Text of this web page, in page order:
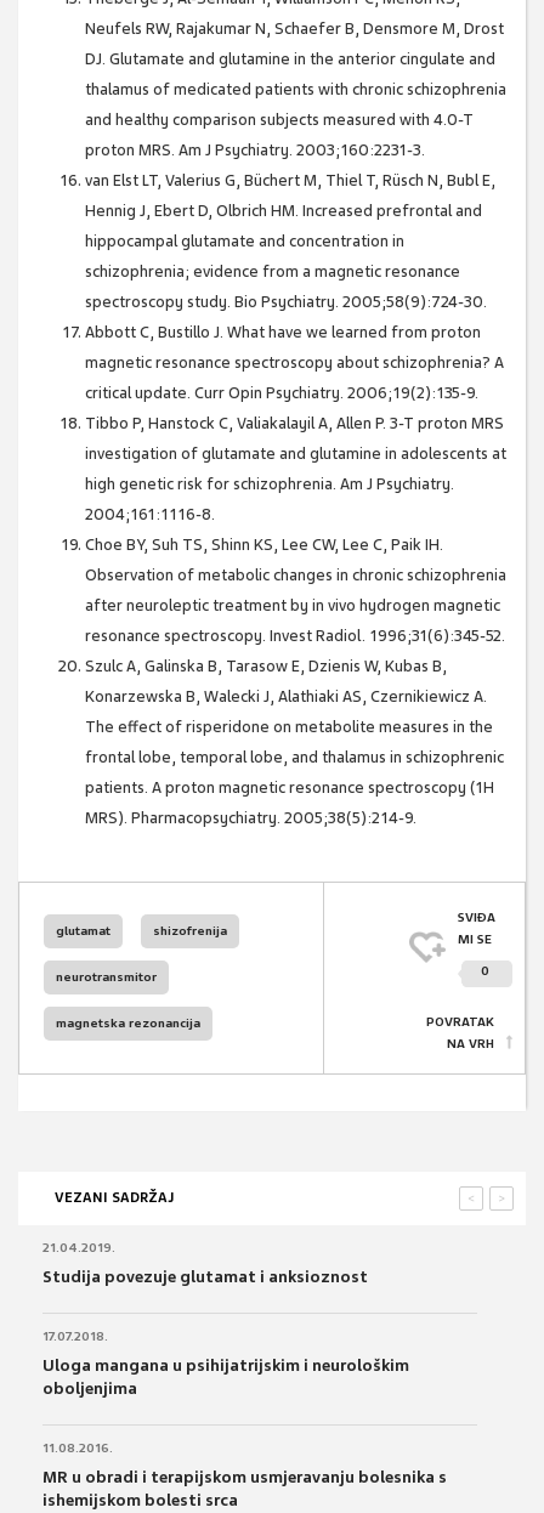
Neufels RW, Rajakumar N, Schaefer B, Densmore M, Drost
DJ. Glutamate and glutamine in the anterior cingulate and
thalamus of medicated patients with chronic schizophrenia
and healthy comparison subjects measured with 4.0-T
proton MRS. Am J Psychiatry. 2003;160:2231-3.
van Elst LT, Valerius G, Büchert M, Thiel T, Rüsch N, Bubl E,
Hennig J, Ebert D, Olbrich HM. Increased prefrontal and
hippocampal glutamate and concentration in
schizophrenia; evidence from a magnetic resonance
spectroscopy study. Bio Psychiatry. 2005;58(9):724-30.
Abbott C, Bustillo J. What have we learned from proton
magnetic resonance spectroscopy about schizophrenia? A
critical update. Curr Opin Psychiatry. 2006;19(2):135-9.
Tibbo P, Hanstock C, Valiakalayil A, Allen P. 3-T proton MRS
investigation of glutamate and glutamine in adolescents at
high genetic risk for schizophrenia. Am J Psychiatry.
2004;161:1116-8.
Choe BY, Suh TS, Shinn KS, Lee CW, Lee C, Paik IH.
Observation of metabolic changes in chronic schizophrenia
after neuroleptic treatment by in vivo hydrogen magnetic
resonance spectroscopy. Invest Radiol. 1996;31(6):345-52.
Szulc A, Galinska B, Tarasow E, Dzienis W, Kubas B,
Konarzewska B, Walecki J, Alathiaki AS, Czernikiewicz A.
The effect of risperidone on metabolite measures in the
frontal lobe, temporal lobe, and thalamus in schizophrenic
patients. A proton magnetic resonance spectroscopy (1H
MRS). Pharmacopsychiatry. 2005;38(5):214-9.
glutamat shizofrenija
neurotransmitor
magnetska rezonancija
SVIĐA
MI SE
0
POVRATAK
NA VRH
VEZANI SADRŽAJ >
<
21.04.2019.
Studija povezuje glutamat i anksioznost
17.07.2018.
Uloga mangana u psihijatrijskim i neurološkim
oboljenjima
11.08.2016.
MR u obradi i terapijskom usmjeravanju bolesnika s
ishemijskom bolesti srca